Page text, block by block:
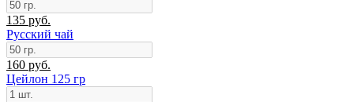
135 руб.
Русский чай
160 руб.
Цейлон 125 гр